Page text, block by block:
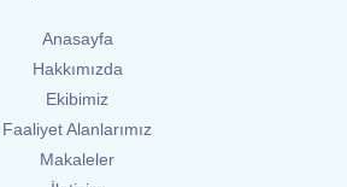
Anasayfa
Hakkımızda
Ekibimiz
Faaliyet Alanlarımız
Makaleler